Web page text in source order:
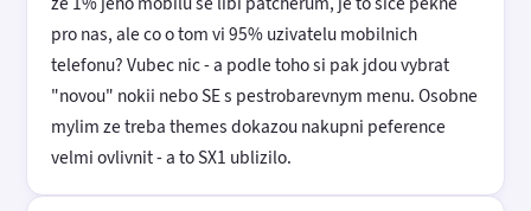
pro nas, ale co o tom vi 95% uzivatelu mobilnich
telefonu? Vubec nic - a podle toho si pak jdou vybrat
"novou" nokii nebo SE s pestrobarevnym menu. Osobne
mylim ze treba themes dokazou nakupni peference
velmi ovlivnit - a to SX1 ublizilo.